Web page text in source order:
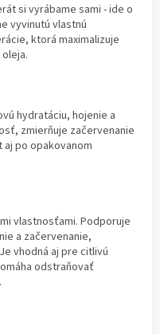
si vyrábame sami - ide o
vyvinutú vlastnú
ktorá maximalizuje
hydratáciu, hojenie a
zmierňuje začervenanie
po opakovanom
vlastnosťami. Podporuje
a začervenanie,
vhodná aj pre citlivú
odstraňovať